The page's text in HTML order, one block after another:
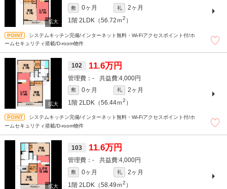
敷 0ヶ月 礼
2ヶ月
1階 2LDK（56.72ｍ2 ）
システムキッチン完備/インターネット無料・Wi-Fiアクセスポイント付/ホ
ームセキュリティ搭載/D-room物件
102 11.6万円
- 4,000円
敷 0ヶ月 礼
2ヶ月
1階 2LDK（56.44ｍ2 ）
システムキッチン完備/インターネット無料・Wi-Fiアクセスポイント付/ホ
ームセキュリティ搭載/D-room物件
103 11.6万円
- 4,000円
敷 0ヶ月 礼
2ヶ月
1階 2LDK（58.49ｍ2 ）